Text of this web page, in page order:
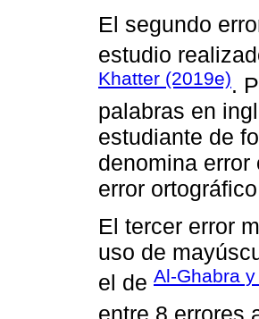
El segundo
estudio
Khatter (2019e).
palabras en
estudiante de
denomina
error
El tercer error
uso de
el de Al-Ghabra
entre 8 errores